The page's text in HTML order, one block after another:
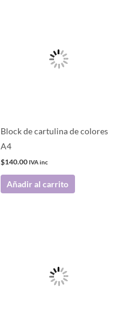
Block de cartulina de colores
A4
$140.00 IVA inc
Añadir al carrito